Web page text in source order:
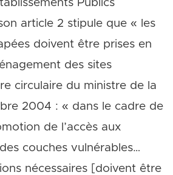
Publics
article 2 stipule que « les
doivent être prises en
des sites
circulaire du ministre de la
2004 : « dans le cadre de
de l’accès aux
couches vulnérables…
nécessaires [doivent être